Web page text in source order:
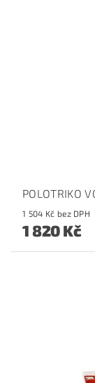
POLOTRIKO
1 504 Kč bez DPH
1 820 Kč